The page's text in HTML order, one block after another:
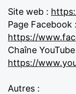
Site web :
Page Facebook :
https://
Chaîne
https://
Autres :